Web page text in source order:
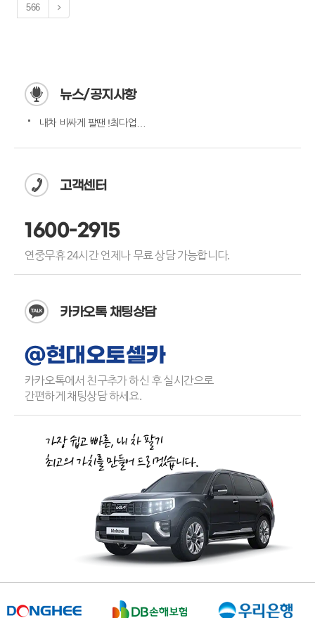
566
뉴스/공지사항
고객센터
1600-2915
연중무휴 24시간 언제나 무료 상담 가능합니다.
카카오톡 채팅상담
@현대오토셀카
카카오톡에서 친구추가 하신 후 실시간으로
간편하게 채팅상담 하세요.